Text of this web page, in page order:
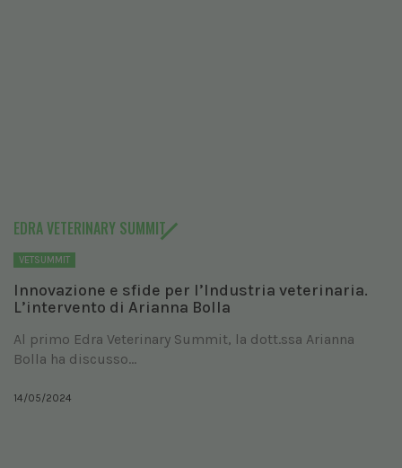
EDRA VETERINARY SUMMIT
VETSUMMIT
Innovazione e sfide per l’Industria veterinaria.
L’intervento di Arianna Bolla
Al primo Edra Veterinary Summit, la dott.ssa Arianna
Bolla ha discusso...
14/05/2024